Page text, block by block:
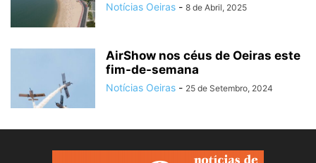
Notícias Oeiras - 8 de Abril, 2025
AirShow nos céus de Oeiras este
fim-de-semana
Notícias Oeiras - 25 de Setembro, 2024